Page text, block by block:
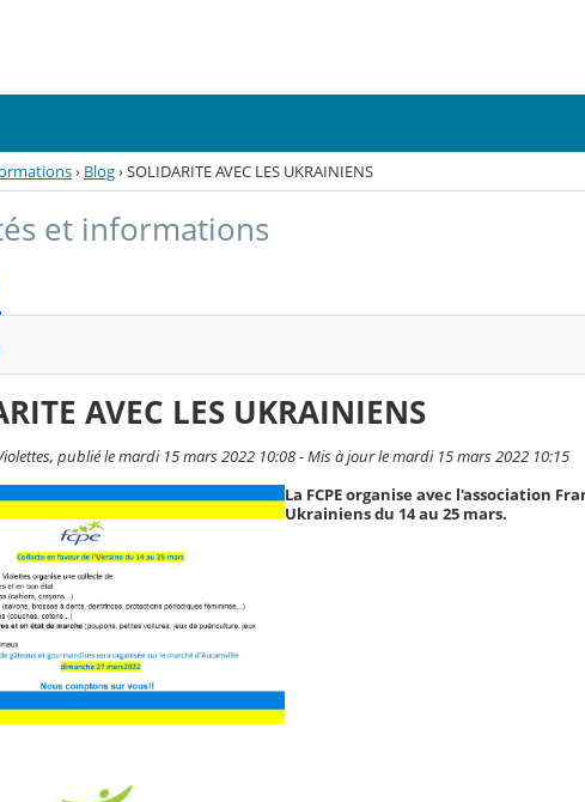
› Blog›SOLIDARITE AVEC LES UKRAINIENS
et informations
AVEC LES UKRAINIENS
publié le mardi 15 mars 2022 10:08 - Mis à jour le mardi 15 mars 2022 10:15
La FCPE organise avec l'association
Ukrainiens du 14 au 25 mars.